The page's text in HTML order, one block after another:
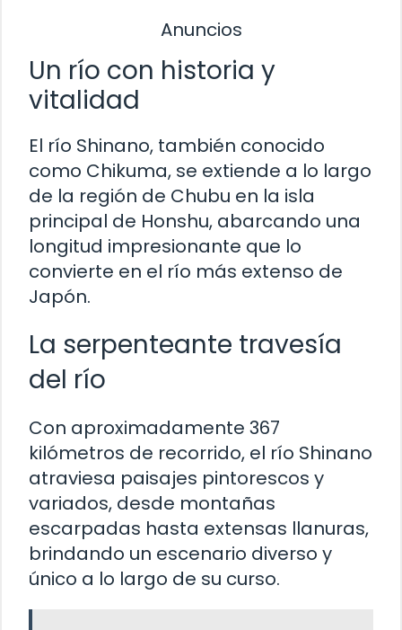
Anuncios
Un río con historia y
vitalidad
El río Shinano, también conocido
como Chikuma, se extiende a lo largo
de la región de Chubu en la isla
principal de Honshu, abarcando una
longitud impresionante que lo
convierte en el río más extenso de
Japón.
La serpenteante travesía
del río
Con aproximadamente 367
kilómetros de recorrido, el río Shinano
atraviesa paisajes pintorescos y
variados, desde montañas
escarpadas hasta extensas llanuras,
brindando un escenario diverso y
único a lo largo de su curso.